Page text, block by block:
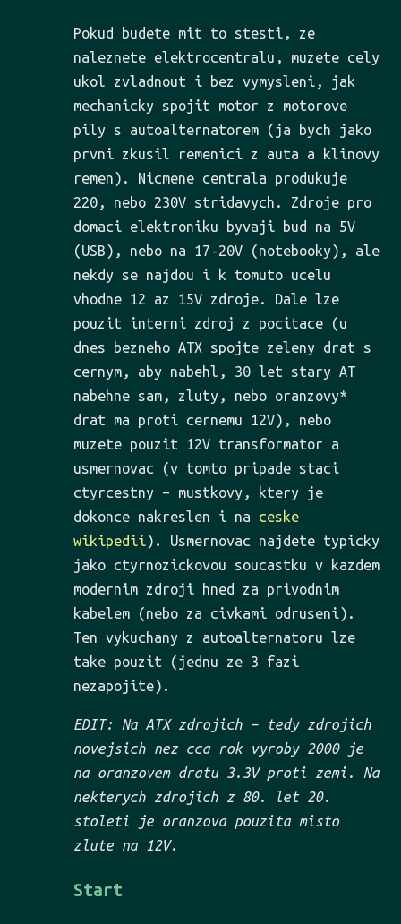
Pokud budete mit to stesti, ze
naleznete elektrocentralu, muzete cely
ukol zvladnout i bez vymysleni, jak
mechanicky spojit motor z motorove
pily s autoalternatorem (ja bych jako
prvni zkusil remenici z auta a klinovy
remen). Nicmene centrala produkuje
220, nebo 230V stridavych. Zdroje pro
domaci elektroniku byvaji bud na 5V
(USB), nebo na 17-20V (notebooky), ale
nekdy se najdou i k tomuto ucelu
vhodne 12 az 15V zdroje. Dale lze
pouzit interni zdroj z pocitace (u
dnes bezneho ATX spojte zeleny drat s
cernym, aby nabehl, 30 let stary AT
nabehne sam, zluty, nebo oranzovy*
drat ma proti cernemu 12V), nebo
muzete pouzit 12V transformator a
usmernovac (v tomto pripade staci
ctyrcestny – mustkovy, ktery je
dokonce nakreslen i na ceske
wikipedii). Usmernovac najdete typicky
jako ctyrnozickovou soucastku v kazdem
modernim zdroji hned za privodnim
kabelem (nebo za civkami odruseni).
Ten vykuchany z autoalternatoru lze
take pouzit (jednu ze 3 fazi
nezapojite).
EDIT: Na ATX zdrojich – tedy zdrojich
novejsich nez cca rok vyroby 2000 je
na oranzovem dratu 3.3V proti zemi. Na
nekterych zdrojich z 80. let 20.
stoleti je oranzova pouzita misto
zlute na 12V.
Start